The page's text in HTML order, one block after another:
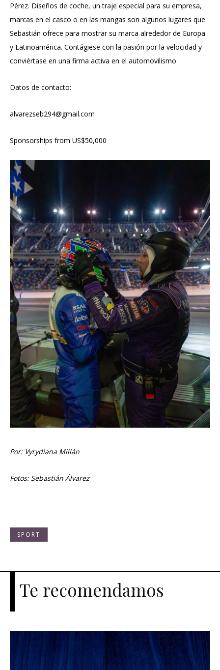
Pérez. Diseños de coche, un traje especial para su empresa,
marcas en el casco o en las mangas son algunos lugares que
Sebastián ofrece para mostrar su marca alrededor de Europa
y Latinoamérica. Contágiese con la pasión por la velocidad y
conviértase en una firma activa en el automovilismo
Datos de contacto:
alvarezseb294@gmail.com
Sponsorships from US$50,000
Por: Vyrydiana Millán
Fotos: Sebastián Álvarez
SPORT
Te recomendamos